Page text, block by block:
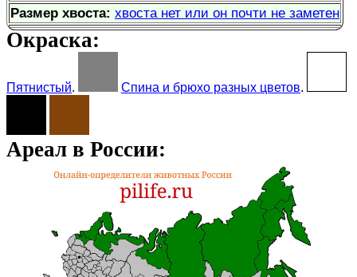
Размер хвоста: хвоста нет или он почти не заметен
Окраска:
Пятнистый. Спина и брюхо разных цветов.
Ареал в России: